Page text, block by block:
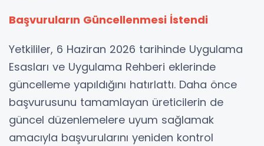
Başvuruların Güncellenmesi İstendi
Yetkililer, 6 Haziran 2026 tarihinde Uygulama
Esasları ve Uygulama Rehberi eklerinde
güncelleme yapıldığını hatırlattı. Daha önce
başvurusunu tamamlayan üreticilerin de
güncel düzenlemelere uyum sağlamak
amacıyla başvurularını yeniden kontrol